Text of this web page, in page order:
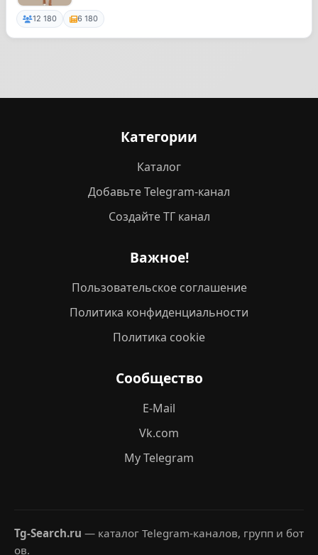
12 180 6 180
Категории
Каталог
Добавьте Telegram-канал
Создайте ТГ канал
Важное!
Пользовательское соглашение
Политика конфиденциальности
Политика cookie
Сообщество
E-Mail
Vk.com
My Telegram
Tg-Search.ru — каталог Telegram-каналов, групп и бот
ов.